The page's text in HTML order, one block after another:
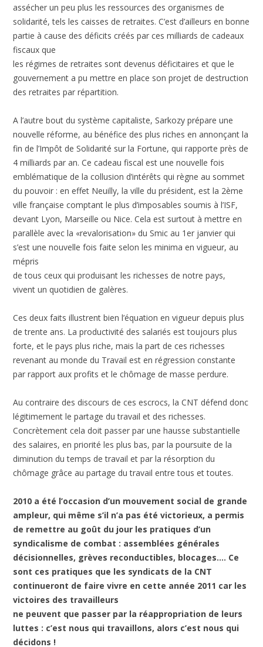
assécher un peu plus les ressources des organismes de
solidarité, tels les caisses de retraites. C’est d’ailleurs en bonne
partie à cause des déficits créés par ces milliards de cadeaux
fiscaux que
les régimes de retraites sont devenus déficitaires et que le
gouvernement a pu mettre en place son projet de destruction
des retraites par répartition.
A l’autre bout du système capitaliste, Sarkozy prépare une
nouvelle réforme, au bénéfice des plus riches en annonçant la
fin de l’Impôt de Solidarité sur la Fortune, qui rapporte près de
4 milliards par an. Ce cadeau fiscal est une nouvelle fois
emblématique de la collusion d’intérêts qui règne au sommet
du pouvoir : en effet Neuilly, la ville du président, est la 2ème
ville française comptant le plus d’imposables soumis à l’ISF,
devant Lyon, Marseille ou Nice. Cela est surtout à mettre en
parallèle avec la «revalorisation» du Smic au 1er janvier qui
s’est une nouvelle fois faite selon les minima en vigueur, au
mépris
de tous ceux qui produisant les richesses de notre pays,
vivent un quotidien de galères.
Ces deux faits illustrent bien l’équation en vigueur depuis plus
de trente ans. La productivité des salariés est toujours plus
forte, et le pays plus riche, mais la part de ces richesses
revenant au monde du Travail est en régression constante
par rapport aux profits et le chômage de masse perdure.
Au contraire des discours de ces escrocs, la CNT défend donc
légitimement le partage du travail et des richesses.
Concrètement cela doit passer par une hausse substantielle
des salaires, en priorité les plus bas, par la poursuite de la
diminution du temps de travail et par la résorption du
chômage grâce au partage du travail entre tous et toutes.
2010 a été l’occasion d’un mouvement social de grande
ampleur, qui même s’il n’a pas été victorieux, a permis
de remettre au goût du jour les pratiques d’un
syndicalisme de combat : assemblées générales
décisionnelles, grèves reconductibles, blocages…. Ce
sont ces pratiques que les syndicats de la CNT
continueront de faire vivre en cette année 2011 car les
victoires des travailleurs
ne peuvent que passer par la réappropriation de leurs
luttes : c’est nous qui travaillons, alors c’est nous qui
décidons !